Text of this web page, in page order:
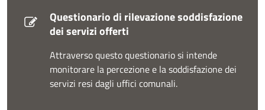
Questionario di rilevazione soddisfazione
dei servizi offerti
Attraverso questo questionario si intende
monitorare la percezione e la soddisfazione dei
servizi resi dagli uffici comunali.